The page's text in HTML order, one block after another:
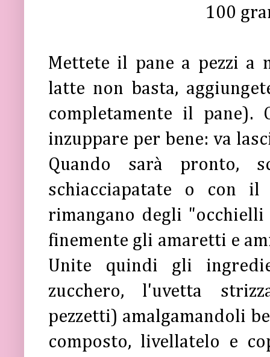
100
Mettete il pane a pezzi a
latte non basta,
completamente il pane).
inzuppare per bene: va
Quando sarà pronto,
schiacciapatate o con il
rimangano degli
finemente gli amaretti e
Unite quindi gli
zucchero, l'uvetta
pezzetti) amalgamandoli
composto, livellatelo e